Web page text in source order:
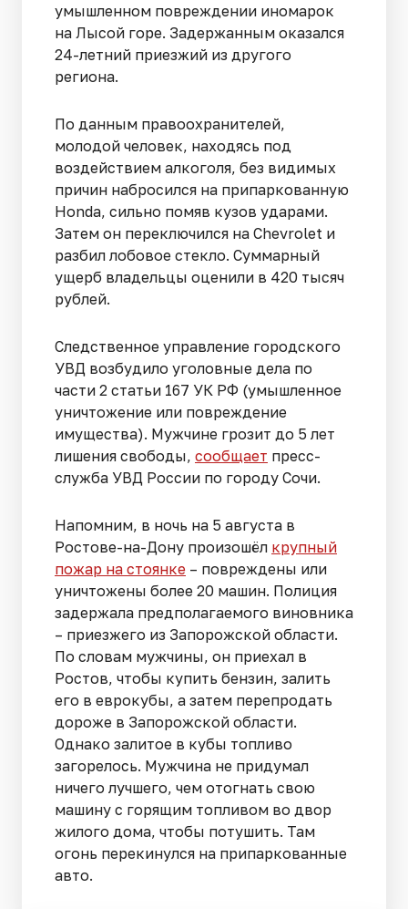
умышленном повреждении иномарок
на Лысой горе. Задержанным оказался
24-летний приезжий из другого
региона.
По данным правоохранителей,
молодой человек, находясь под
воздействием алкоголя, без видимых
причин набросился на припаркованную
Honda, сильно помяв кузов ударами.
Затем он переключился на Chevrolet и
разбил лобовое стекло. Суммарный
ущерб владельцы оценили в 420 тысяч
рублей.
Следственное управление городского
УВД возбудило уголовные дела по
части 2 статьи 167 УК РФ (умышленное
уничтожение или повреждение
имущества). Мужчине грозит до 5 лет
лишения свободы, сообщает пресс-
служба УВД России по городу Сочи.
Напомним, в ночь на 5 августа в
Ростове-на-Дону произошёл крупный
пожар на стоянке – повреждены или
уничтожены более 20 машин. Полиция
задержала предполагаемого виновника
– приезжего из Запорожской области.
По словам мужчины, он приехал в
Ростов, чтобы купить бензин, залить
его в еврокубы, а затем перепродать
дороже в Запорожской области.
Однако залитое в кубы топливо
загорелось. Мужчина не придумал
ничего лучшего, чем отогнать свою
машину с горящим топливом во двор
жилого дома, чтобы потушить. Там
огонь перекинулся на припаркованные
авто.